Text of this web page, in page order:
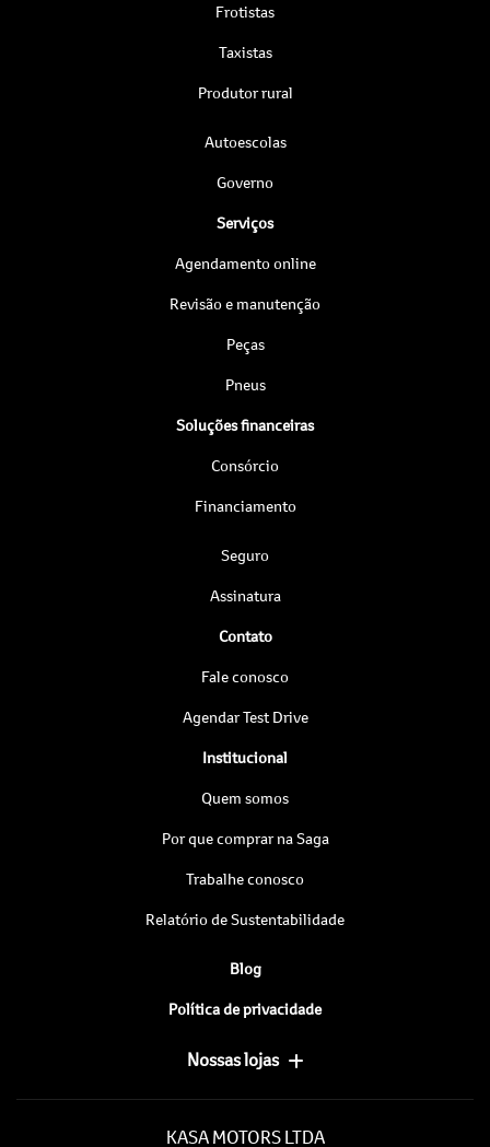
Frotistas
Taxistas
Produtor rural
Autoescolas
Governo
Serviços
Agendamento online
Revisão e manutenção
Peças
Pneus
Soluções financeiras
Consórcio
Financiamento
Seguro
Assinatura
Contato
Fale conosco
Agendar Test Drive
Institucional
Quem somos
Por que comprar na Saga
Trabalhe conosco
Relatório de Sustentabilidade
Blog
Política de privacidade
Nossas lojas
KASA MOTORS LTDA